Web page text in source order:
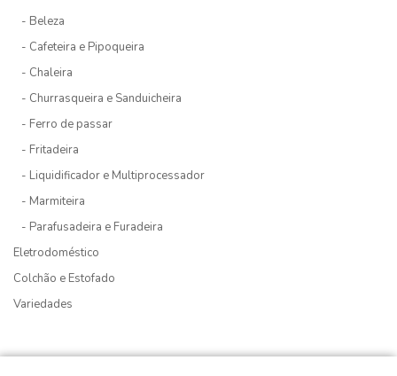
- Beleza
- Cafeteira e Pipoqueira
- Chaleira
- Churrasqueira e Sanduicheira
- Ferro de passar
- Fritadeira
- Liquidificador e Multiprocessador
- Marmiteira
- Parafusadeira e Furadeira
Eletrodoméstico
Colchão e Estofado
Variedades